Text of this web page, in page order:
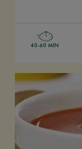
40-60 MIN